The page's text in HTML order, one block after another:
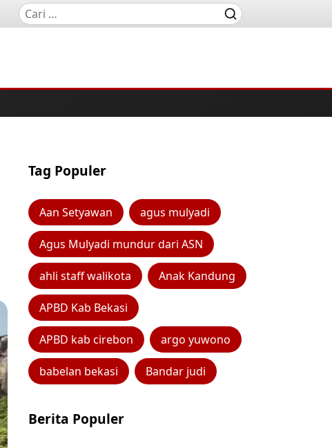
Tag Populer
Aan Setyawan agus mulyadi
Agus Mulyadi mundur dari ASN
ahli staff walikota Anak Kandung
APBD Kab Bekasi
APBD kab cirebon argo yuwono
babelan bekasi Bandar judi
Berita Populer